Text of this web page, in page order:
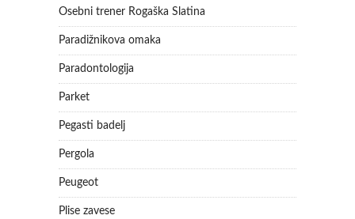
Osebni trener Rogaška Slatina
Paradižnikova omaka
Paradontologija
Parket
Pegasti badelj
Pergola
Peugeot
Plise zavese